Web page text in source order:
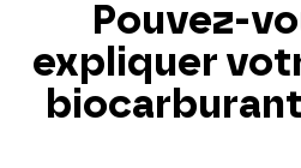
Pouvez-
expliquer
biocarburant